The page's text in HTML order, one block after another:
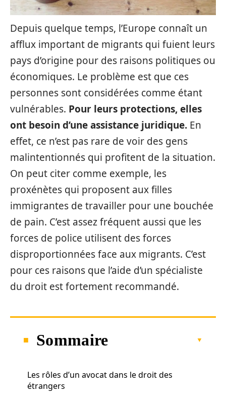
Depuis quelque temps, l’Europe connaît un
afflux important de migrants qui fuient leurs
pays d’origine pour des raisons politiques ou
économiques. Le problème est que ces
personnes sont considérées comme étant
vulnérables. Pour leurs protections, elles
ont besoin d’une assistance juridique. En
effet, ce n’est pas rare de voir des gens
malintentionnés qui profitent de la situation.
On peut citer comme exemple, les
proxénètes qui proposent aux filles
immigrantes de travailler pour une bouchée
de pain. C’est assez fréquent aussi que les
forces de police utilisent des forces
disproportionnées face aux migrants. C’est
pour ces raisons que l’aide d’un spécialiste
du droit est fortement recommandé.
Sommaire
Les rôles d’un avocat dans le droit des
étrangers